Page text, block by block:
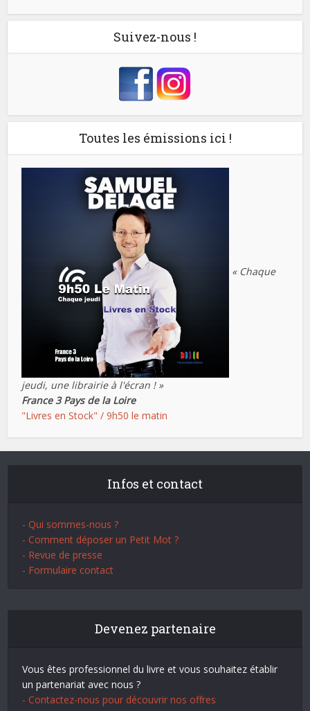
Suivez-nous !
Toutes les émissions ici !
« Chaque
jeudi, une librairie à l'écran ! »
France 3 Pays de la Loire
"Livres en Stock" / 9h50 le matin
Infos et contact
- Qui sommes-nous ?
- Comment déposer un Petit Mot ?
- Revue de presse
- Formulaire contact
Devenez partenaire
Vous êtes professionnel du livre et vous souhaitez établir
un partenariat avec nous ?
- Contactez-nous pour découvrir nos offres